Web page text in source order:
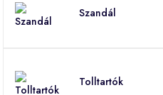
Szandál
Tolltartók